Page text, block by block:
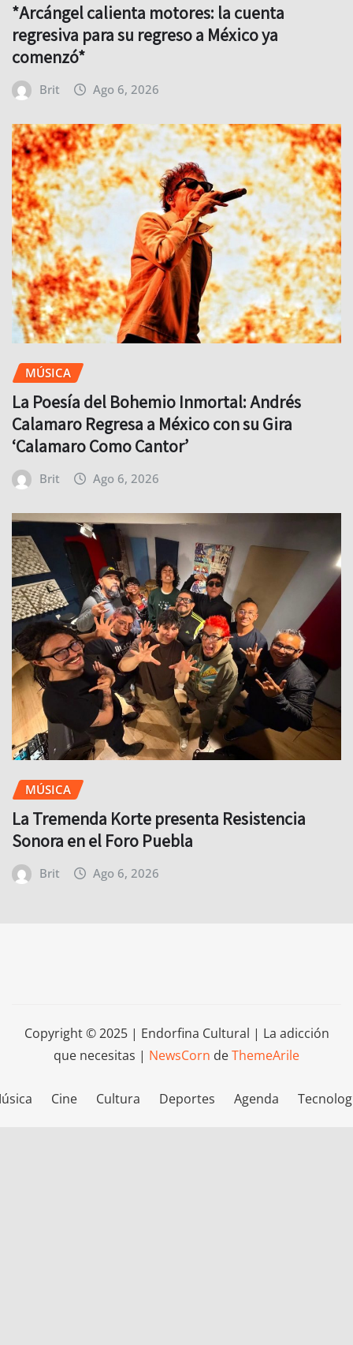
*Arcángel calienta motores: la cuenta
regresiva para su regreso a México ya
comenzó*
Brit Ago 6, 2026
MÚSICA
La Poesía del Bohemio Inmortal: Andrés
Calamaro Regresa a México con su Gira
‘Calamaro Como Cantor’
Brit Ago 6, 2026
MÚSICA
La Tremenda Korte presenta Resistencia
Sonora en el Foro Puebla
Brit Ago 6, 2026
Copyright © 2025 | Endorfina Cultural | La adicción
que necesitas | NewsCorn deThemeArile
Cine Cultura Deportes Agenda